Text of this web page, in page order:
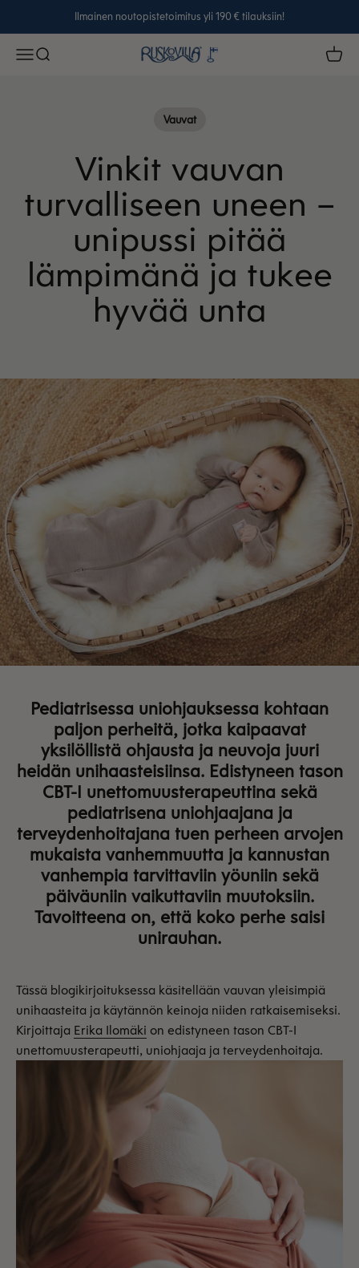
Siirry sisältöönIlmainen noutopistetoimitus yli 190 € tilauksiin!
Avaa navigointivalikko
Avaa haku Ruskovilla Avaa
Vauvat
Vinkit vauvan
turvalliseen uneen –
unipussi pitää
lämpimänä ja tukee
hyvää unta
Pediatrisessa uniohjauksessa kohtaan
paljon perheitä, jotka kaipaavat
yksilöllistä ohjausta ja neuvoja juuri
heidän unihaasteisiinsa. Edistyneen tason
CBT-I unettomuusterapeuttina sekä
pediatrisena uniohjaajana ja
terveydenhoitajana tuen perheen arvojen
mukaista vanhemmuutta ja kannustan
vanhempia tarvittaviin yöuniin sekä
päiväuniin vaikuttaviin muutoksiin.
Tavoitteena on, että koko perhe saisi
unirauhan.
Tässä blogikirjoituksessa käsitellään vauvan yleisimpiä
unihaasteita ja käytännön keinoja niiden ratkaisemiseksi.
Kirjoittaja Erika Ilomäki on edistyneen tason CBT-I
unettomuusterapeutti, uniohjaaja ja terveydenhoitaja.